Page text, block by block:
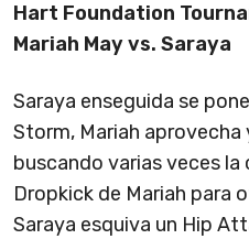
Hart Foundation
Mariah May vs. Saraya
Saraya enseguida se
Storm, Mariah
buscando varias veces la
Dropkick de Mariah para
Saraya esquiva un Hip